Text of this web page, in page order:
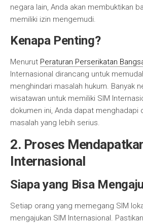
negara lain, Anda akan membuktikan
memiliki izin mengemudi.
Kenapa Penting?
Menurut Peraturan Perserikatan
Internasional dirancang untuk
menghindari masalah hukum. Banyak
wisatawan untuk memiliki SIM
dokumen ini, Anda dapat menghadapi
masalah yang lebih serius.
2. Proses
Internasional
Siapa yang Bisa
Setiap orang yang memegang SIM
mengajukan SIM Internasional.